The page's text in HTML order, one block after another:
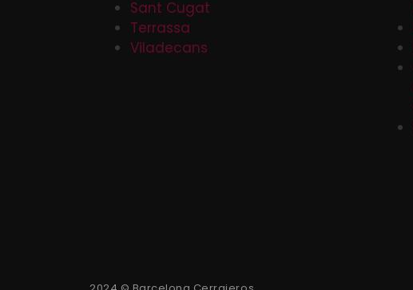
Sant Cugat
Terrassa
Viladecans